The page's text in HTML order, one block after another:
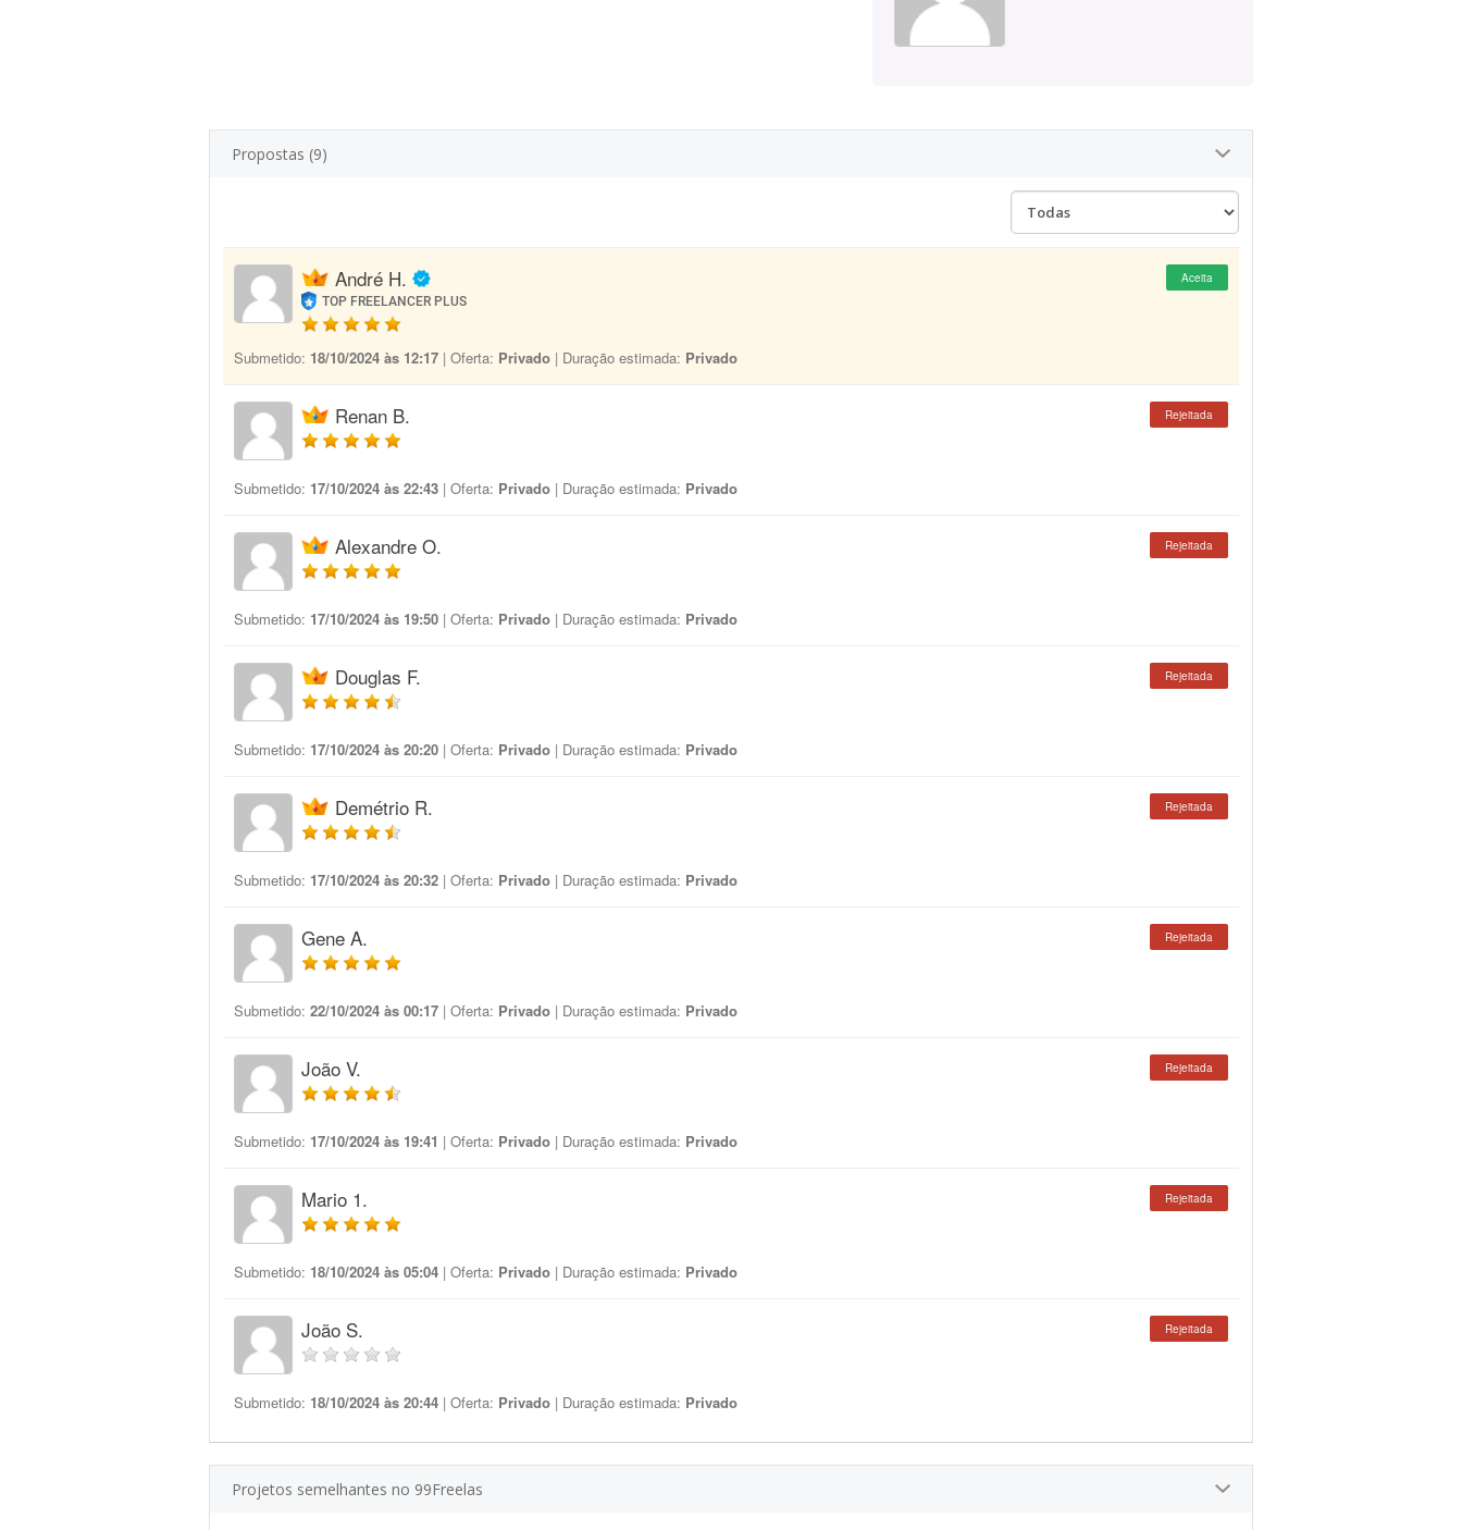
Propostas (9)
André H.
TOP FREELANCER PLUS
Aceita
Submetido: 18/10/2024 às 12:17 | Oferta: Privado | Duração estimada: Privado
Renan B. Rejeitada
Submetido: 17/10/2024 às 22:43 | Oferta: Privado | Duração estimada: Privado
Alexandre O. Rejeitada
Submetido: 17/10/2024 às 19:50 | Oferta: Privado | Duração estimada: Privado
Douglas F. Rejeitada
Submetido: 17/10/2024 às 20:20 | Oferta: Privado | Duração estimada: Privado
Demétrio R. Rejeitada
Submetido: 17/10/2024 às 20:32 | Oferta: Privado | Duração estimada: Privado
Gene A. Rejeitada
Submetido: 22/10/2024 às 00:17 | Oferta: Privado | Duração estimada: Privado
João V. Rejeitada
Submetido: 17/10/2024 às 19:41 | Oferta: Privado | Duração estimada: Privado
Mario 1. Rejeitada
Submetido: 18/10/2024 às 05:04 | Oferta: Privado | Duração estimada: Privado
João S. Rejeitada
Submetido: 18/10/2024 às 20:44 | Oferta: Privado | Duração estimada: Privado
Projetos semelhantes no 99Freelas